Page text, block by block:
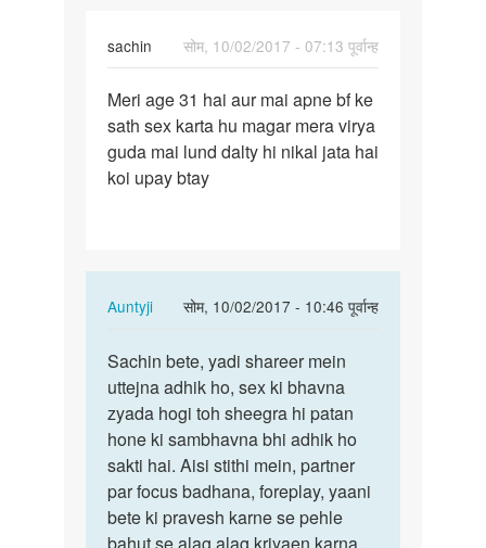
sachin
सोम, 10/02/2017 - 07:13 पूर्वान्ह
Meri
age
31
hai
Meri age 31 hai aur mai apne bf ke
sath sex karta hu magar mera virya
guda mai lund dalty hi nikal jata hai
koi upay btay
Auntyji
सोम, 10/02/2017 - 10:46 पूर्वान्ह
In
to
Meri
age
31
hai
aur
mai
apne…
Sachin
bete,
yadi
shareer…
Sachin bete, yadi shareer mein
uttejna adhik ho, sex ki bhavna
zyada hogi toh sheegra hi patan
hone ki sambhavna bhi adhik ho
sakti hai. Aisi stithi mein, partner
par focus badhana, foreplay, yaani
bete ki pravesh karne se pehle
bahut se alag alag kriyaen karna ,